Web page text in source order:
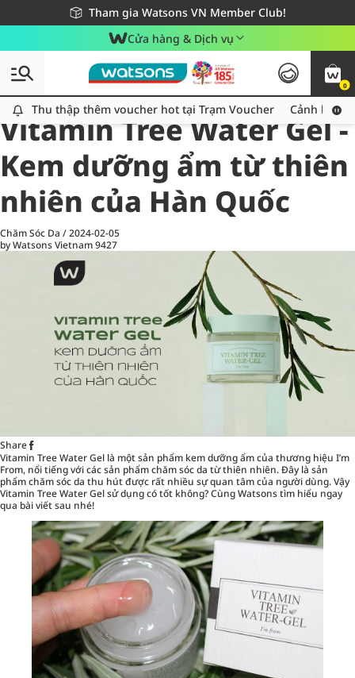
Tham gia Watsons VN Member Club!
Miễn phí giao hàng cho đơn hàng từ 249,000Đ
Giao hàng nhanh 24h - Áp dụng khu vực TP. Hồ Chí Minh
Cửa hàng & Dịch vụ
0
Thu thập thêm voucher hot tại Trạm Voucher
Thu thập thêm voucher hot tại Trạm Voucher Cảnh báo
All
Chăm Sóc Cá Nhân
Vitamin Tree Water Gel -
Kem dưỡng ẩm từ thiên
nhiên của Hàn Quốc
Chăm Sóc Da /2024-02-05
by Watsons Vietnam9427
Share
Vitamin Tree Water Gel là một sản phẩm kem dưỡng ẩm của thương hiệu I’m
From, nổi tiếng với các sản phẩm chăm sóc da từ thiên nhiên. Đây là sản
phẩmchăm sóc da thu hút được rất nhiều sự quan tâm của người dùng. Vậy
Vitamin Tree Water Gel sử dụng có tốt không? Cùng Watsons tìm hiểu ngay
qua bài viết sau nhé!